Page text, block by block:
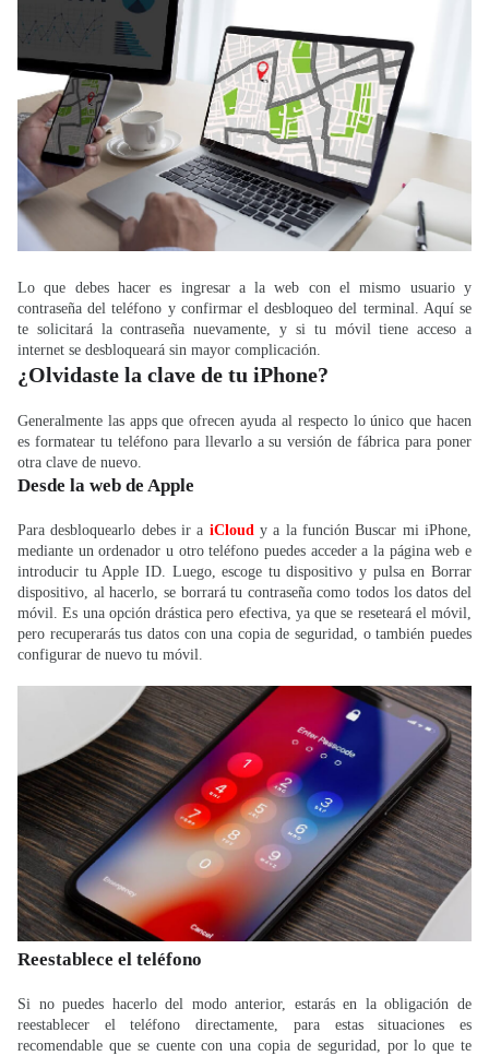
Lo que debes hacer es ingresar a la web con el mismo usuario y
contraseña del teléfono y confirmar el desbloqueo del terminal. Aquí se
te solicitará la contraseña nuevamente, y si tu móvil tiene acceso a
internet se desbloqueará sin mayor complicación.
¿Olvidaste la clave de tu iPhone?
Generalmente las apps que ofrecen ayuda al respecto lo único que hacen
es formatear tu teléfono para llevarlo a su versión de fábrica para poner
otra clave de nuevo.
Desde la web de Apple
Para desbloquearlo debes ir a iCloudy a la función Buscar mi iPhone,
mediante un ordenador u otro teléfono puedes acceder a la página web e
introducir tu Apple ID. Luego, escoge tu dispositivo y pulsa en Borrar
dispositivo, al hacerlo, se borrará tu contraseña como todos los datos del
móvil. Es una opción drástica pero efectiva, ya que se reseteará el móvil,
pero recuperarás tus datos con una copia de seguridad, o también puedes
configurar de nuevo tu móvil.
Reestablece el teléfono
Si no puedes hacerlo del modo anterior, estarás en la obligación de
reestablecer el teléfono directamente, para estas situaciones es
recomendable que se cuente con una copia de seguridad, por lo que te